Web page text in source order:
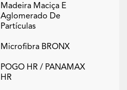
Madeira Maciça E
Aglomerado De
Partículas
Microfibra BRONX
POGO HR / PANAMAX
HR